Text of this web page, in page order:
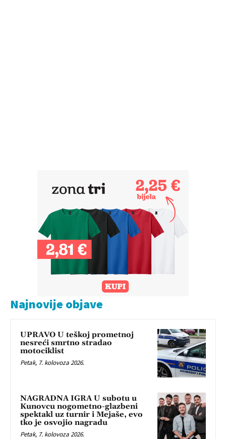
Najnovije objave
UPRAVO U teškoj prometnoj
nesreći smrtno stradao
motociklist
Petak, 7. kolovoza 2026.
NAGRADNA IGRA U subotu u
Kunovcu nogometno-glazbeni
spektakl uz turnir i Mejaše, evo
tko je osvojio nagradu
Petak, 7. kolovoza 2026.